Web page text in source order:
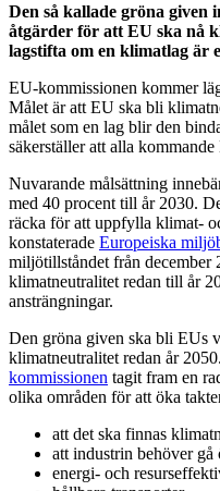
Den så kallade gröna given
åtgärder för att EU ska nå
lagstifta om en klimatlag är
EU-kommissionen kommer
Målet är att EU ska bli
målet som en lag blir den
säkerställer att alla
Nuvarande målsättning
med 40 procent till år 2030.
räcka för att uppfylla klimat-
konstaterade Europeiska
miljötillståndet från december
klimatneutralitet redan till år
ansträngningar.
Den gröna given ska bli EUs
klimatneutralitet redan år
kommissionen tagit fram en
olika områden för att öka
att det ska finnas
att industrin behöver
energi- och